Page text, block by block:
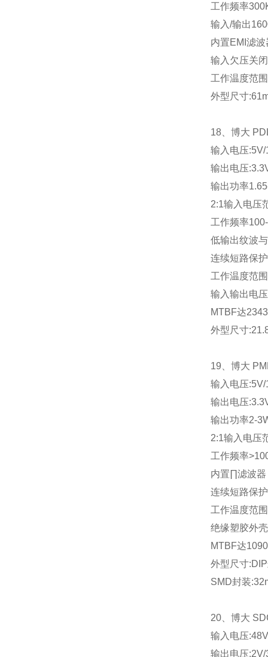
工作频率
输入/输出
内置EMI 滤波
输入欠压关闭
工作温度范围
外型尺寸
18、博大
输入电压
输出电压
输出功率
2:1输入电压
工作频率
低输出纹波
连续短路保护
工作温度范围
输入输出电压
MTBF达
外型尺寸
19 、博大
输入电压
输出电压
输出功率2-
2:1输入电压
工作频率
内置∏滤波器
连续短路保护
工作温度范围
绝缘塑胶外壳
MTBF达
外型尺寸:DIP
SMD封装
20、博大
输入电压:48V
输出电压